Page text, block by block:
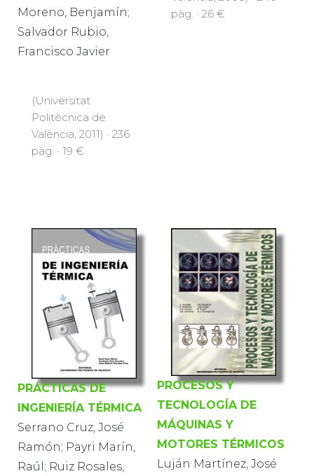
Moreno, Benjamín;
Salvador Rubio,
Francisco Javier
(Universitat
Politècnica de
València, 2011) · 236
pàg. · 19 €
pàg. · 26 €
PRÁCTICAS DE
INGENIERÍA TÉRMICA
Serrano Cruz, José
Ramón; Payri Marín,
Raúl; Ruiz Rosales,
PROCESOS Y
TECNOLOGÍA DE
MÁQUINAS Y
MOTORES TÉRMICOS
Luján Martínez, José